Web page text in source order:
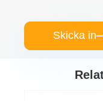
Skicka in